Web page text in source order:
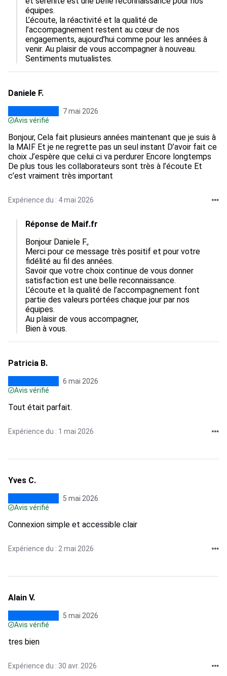
équipes.
L’écoute, la réactivité et la qualité de
l’accompagnement restent au cœur de nos
engagements, aujourd’hui comme pour les années à
venir. Au plaisir de vous accompagner à nouveau.
Sentiments mutualistes.
Daniele F.
7 mai 2026
Avis vérifié
Bonjour, Cela fait plusieurs années maintenant que je suis à
la MAIF Et je ne regrette pas un seul instant D’avoir fait ce
choix J’espère que celui ci va perdurer Encore longtemps
De plus tous les collaborateurs sont très à l’écoute Et
c’est vraiment très important
Expérience du : 4 mai 2026
Réponse de Maif.fr
Bonjour Daniele F.,
Merci pour ce message très positif et pour votre
fidélité au fil des années.
Savoir que votre choix continue de vous donner
satisfaction est une belle reconnaissance.
L’écoute et la qualité de l’accompagnement font
partie des valeurs portées chaque jour par nos
équipes.
Au plaisir de vous accompagner,
Bien à vous.
Patricia B.
6 mai 2026
Avis vérifié
Tout était parfait.
Expérience du : 1 mai 2026
Yves C.
5 mai 2026
Avis vérifié
Connexion simple et accessible clair
Expérience du : 2 mai 2026
Alain V.
5 mai 2026
Avis vérifié
tres bien
Expérience du : 30 avr. 2026